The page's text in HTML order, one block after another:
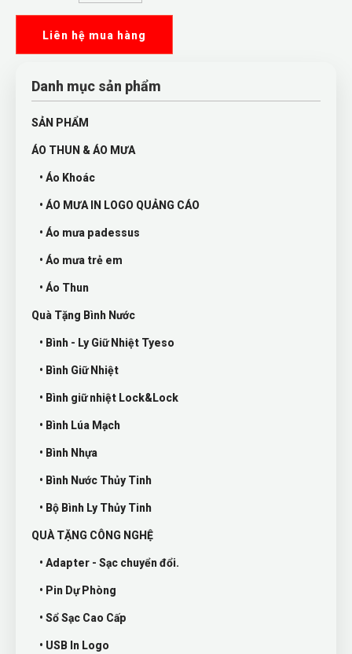
Liên hệ mua hàng
Danh mục sản phẩm
SẢN PHẨM
ÁO THUN & ÁO MƯA
• Áo Khoác
• ÁO MƯA IN LOGO QUẢNG CÁO
• Áo mưa padessus
• Áo mưa trẻ em
• Áo Thun
Quà Tặng Bình Nước
• Bình - Ly Giữ Nhiệt Tyeso
• Bình Giữ Nhiệt
• Bình giữ nhiệt Lock&Lock
• Bình Lúa Mạch
• Bình Nhựa
• Bình Nước Thủy Tinh
• Bộ Bình Ly Thủy Tinh
QUÀ TẶNG CÔNG NGHỆ
• Adapter - Sạc chuyển đổi.
• Pin Dự Phòng
• Sổ Sạc Cao Cấp
• USB In Logo